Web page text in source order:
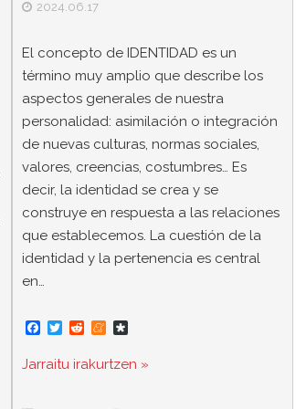
2024.06.17
El concepto de IDENTIDAD es un
término muy amplio que describe los
aspectos generales de nuestra
personalidad: asimilación o integración
de nuevas culturas, normas sociales,
valores, creencias, costumbres… Es
decir, la identidad se crea y se
construye en respuesta a las relaciones
que establecemos. La cuestión de la
identidad y la pertenencia es central
en…
F
e
T
t
R
d
d
M
n
e
D
s
Jarraitu irakurtzen »